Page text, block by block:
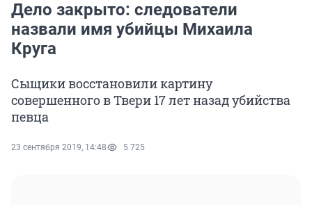
Дело закрыто: следователи
назвали имя убийцы Михаила
Круга
Сыщики восстановили картину
совершенного в Твери 17 лет назад убийства
певца
23 сентября 2019, 14:48 5 725